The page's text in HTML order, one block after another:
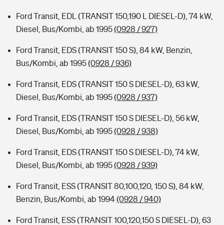
Ford Transit, EDL (TRANSIT 150,190 L DIESEL-D), 74 kW,
Diesel, Bus/Kombi, ab 1995(0928 / 927)
Ford Transit, EDS (TRANSIT 150 S), 84 kW, Benzin,
Bus/Kombi, ab 1995(0928 / 936)
Ford Transit, EDS (TRANSIT 150 S DIESEL-D), 63 kW,
Diesel, Bus/Kombi, ab 1995(0928 / 937)
Ford Transit, EDS (TRANSIT 150 S DIESEL-D), 56 kW,
Diesel, Bus/Kombi, ab 1995(0928 / 938)
Ford Transit, EDS (TRANSIT 150 S DIESEL-D), 74 kW,
Diesel, Bus/Kombi, ab 1995(0928 / 939)
Ford Transit, ESS (TRANSIT 80,100,120, 150 S), 84 kW,
Benzin, Bus/Kombi, ab 1994(0928 / 940)
Ford Transit, ESS (TRANSIT 100,120,150 S DIESEL-D), 63